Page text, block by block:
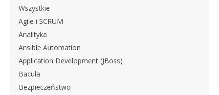
Wszystkie
Agile i SCRUM
Analityka
Ansible Automation
Application Development (JBoss)
Bacula
Bezpieczeństwo